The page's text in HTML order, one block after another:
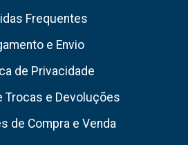
Frequentes
e Envio
de Privacidade
Trocas e Devoluções
de Compra e Venda